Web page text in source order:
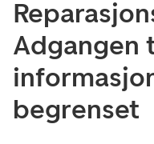
Adgangen
begrenset